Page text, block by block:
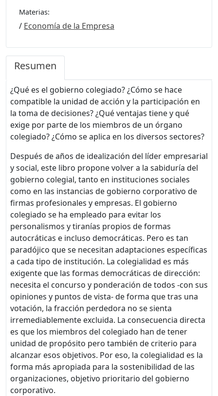
Materias:
/ Economía de la Empresa
Resumen
¿Qué es el gobierno colegiado? ¿Cómo se hace
compatible la unidad de acción y la participación en
la toma de decisiones? ¿Qué ventajas tiene y qué
exige por parte de los miembros de un órgano
colegiado? ¿Cómo se aplica en los diversos sectores?
Después de años de idealización del líder empresarial
y social, este libro propone volver a la sabiduría del
gobierno colegial, tanto en instituciones sociales
como en las instancias de gobierno corporativo de
firmas profesionales y empresas. El gobierno
colegiado se ha empleado para evitar los
personalismos y tiranías propios de formas
autocráticas e incluso democráticas. Pero es tan
paradójico que se necesitan adaptaciones específicas
a cada tipo de institución. La colegialidad es más
exigente que las formas democráticas de dirección:
necesita el concurso y ponderación de todos -con sus
opiniones y puntos de vista- de forma que tras una
votación, la fracción perdedora no se sienta
irremediablemente excluida. La consecuencia directa
es que los miembros del colegiado han de tener
unidad de propósito pero también de criterio para
alcanzar esos objetivos. Por eso, la colegialidad es la
forma más apropiada para la sostenibilidad de las
organizaciones, objetivo prioritario del gobierno
corporativo.